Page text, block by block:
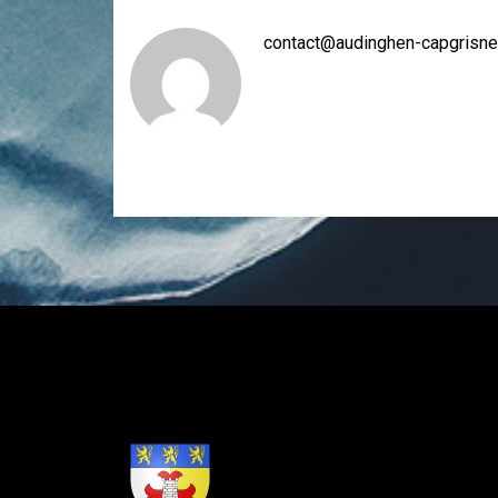
contact@audinghen-